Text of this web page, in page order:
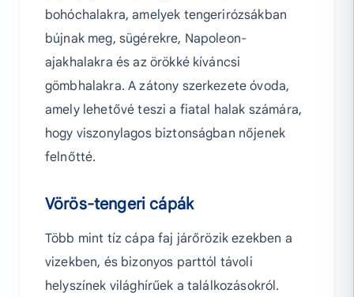
bohóchalakra, amelyek tengerirózsákban
bújnak meg, sügérekre, Napoleon-
ajakhalakra és az örökké kíváncsi
gömbhalakra. A zátony szerkezete óvoda,
amely lehetővé teszi a fiatal halak számára,
hogy viszonylagos biztonságban nőjenek
felnőtté.
Vörös-tengeri cápák
Több mint tíz cápa faj járőrözik ezekben a
vizekben, és bizonyos parttól távoli
helyszínek világhírűek a találkozásokról.